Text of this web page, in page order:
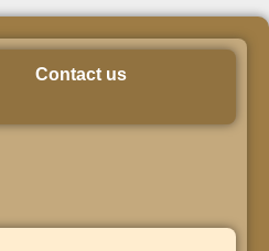
Contact us